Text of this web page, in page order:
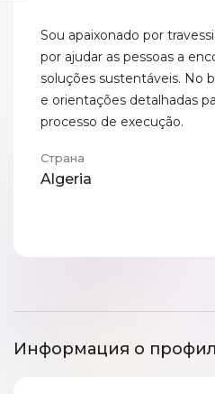
Sou apaixonado por
por ajudar as pessoas a
soluções sustentáveis. No
e orientações detalhadas
processo de execução.
Страна
Algeria
Информация о